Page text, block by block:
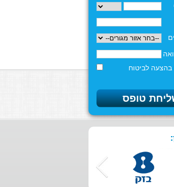
בהצעה לביטוח